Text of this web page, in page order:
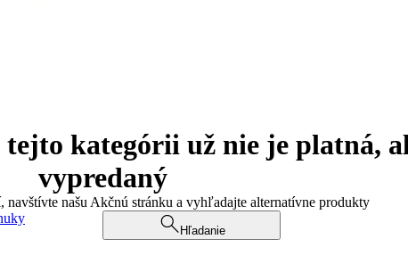
kategórii už nie je platná,
vypredaný
navštívte našu Akčnú stránku a vyhľadajte alternatívne produkty
Hľadanie